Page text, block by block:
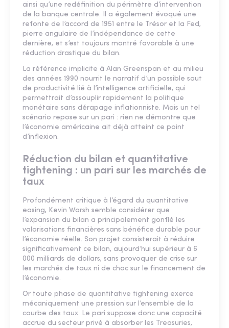
ainsi qu’une redéfinition du périmètre d’intervention
de la banque centrale. Il a également évoqué une
refonte de l’accord de 1951 entre le Trésor et la Fed,
pierre angulaire de l’indépendance de cette
dernière, et s’est toujours montré favorable à une
réduction drastique du bilan.
La référence implicite à Alan Greenspan et au milieu
des années 1990 nourrit le narratif d’un possible saut
de productivité lié à l’intelligence artificielle, qui
permettrait d’assouplir rapidement la politique
monétaire sans dérapage inflationniste. Mais un tel
scénario repose sur un pari : rien ne démontre que
l’économie américaine ait déjà atteint ce point
d’inflexion.
Réduction du bilan et quantitative
tightening : un pari sur les marchés de
taux
Profondément critique à l’égard du quantitative
easing, Kevin Warsh semble considérer que
l’expansion du bilan a principalement gonflé les
valorisations financières sans bénéfice durable pour
l’économie réelle. Son projet consisterait à réduire
significativement ce bilan, aujourd’hui supérieur à 6
000 milliards de dollars, sans provoquer de crise sur
les marchés de taux ni de choc sur le financement de
l’économie.
Or toute phase de quantitative tightening exerce
mécaniquement une pression sur l’ensemble de la
courbe des taux. Le pari suppose donc une capacité
accrue du secteur privé à absorber les Treasuries,